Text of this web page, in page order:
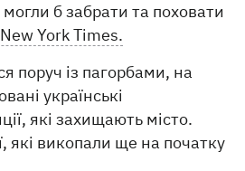
б забрати та поховати
York Times.
поруч із пагорбами, на
українські
які захищають місто.
які викопали ще на початку